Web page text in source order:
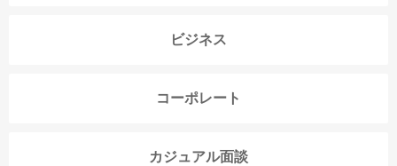
ビジネス
コーポレート
カジュアル面談